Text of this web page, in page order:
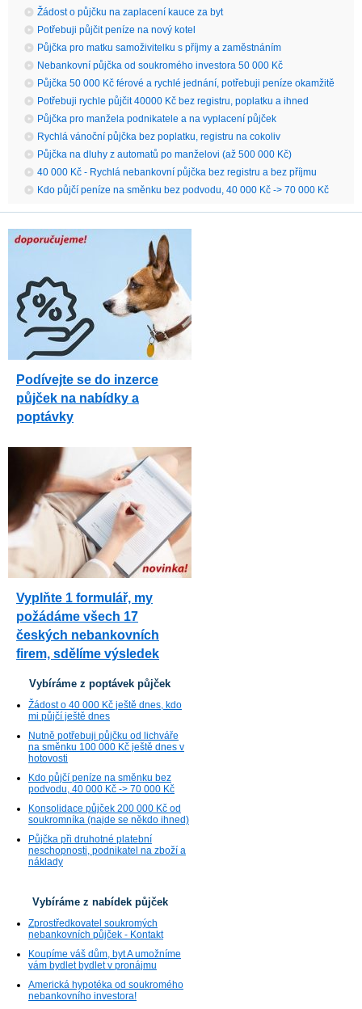
Žádost o půjčku na zaplacení kauce za byt
Potřebuji půjčit peníze na nový kotel
Půjčka pro matku samoživitelku s příjmy a zaměstnáním
Nebankovní půjčka od soukromého investora 50 000 Kč
Půjčka 50 000 Kč férové a rychlé jednání, potřebuji peníze okamžitě
Potřebuji rychle půjčit 40000 Kč bez registru, poplatku a ihned
Půjčka pro manžela podnikatele a na vyplacení půjček
Rychlá vánoční půjčka bez poplatku, registru na cokoliv
Půjčka na dluhy z automatů po manželovi (až 500 000 Kč)
40 000 Kč - Rychlá nebankovní půjčka bez registru a bez příjmu
Kdo půjčí peníze na směnku bez podvodu, 40 000 Kč -> 70 000 Kč
Podívejte se do inzerce
půjček na nabídky a
poptávky
Vyplňte 1 formulář, my
požádáme všech 17
českých nebankovních
firem, sdělíme výsledek
Vybíráme z poptávek půjček
Žádost o 40 000 Kč ještě dnes, kdo
mi půjčí ještě dnes
Nutně potřebuji půjčku od lichváře
na směnku 100 000 Kč ještě dnes v
hotovosti
Kdo půjčí peníze na směnku bez
podvodu, 40 000 Kč -> 70 000 Kč
Konsolidace půjček 200 000 Kč od
soukromníka (najde se někdo ihned)
Půjčka při druhotné platební
neschopnosti, podnikatel na zboží a
náklady
Vybíráme z nabídek půjček
Zprostředkovatel soukromých
nebankovních půjček - Kontakt
Koupíme váš dům, byt A umožníme
vám bydlet bydlet v pronájmu
Americká hypotéka od soukromého
nebankovního investora!